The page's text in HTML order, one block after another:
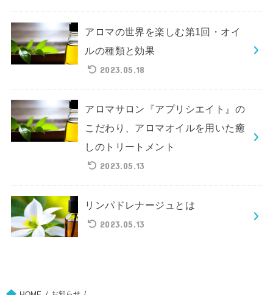
アロマの世界を楽しむ第1回・オイ
ルの種類と効果
2023.05.18
アロマサロン『アプリシエイト』の
こだわり、アロマオイルを用いた癒
しのトリートメント
2023.05.13
リンパドレナージュとは
2023.05.13